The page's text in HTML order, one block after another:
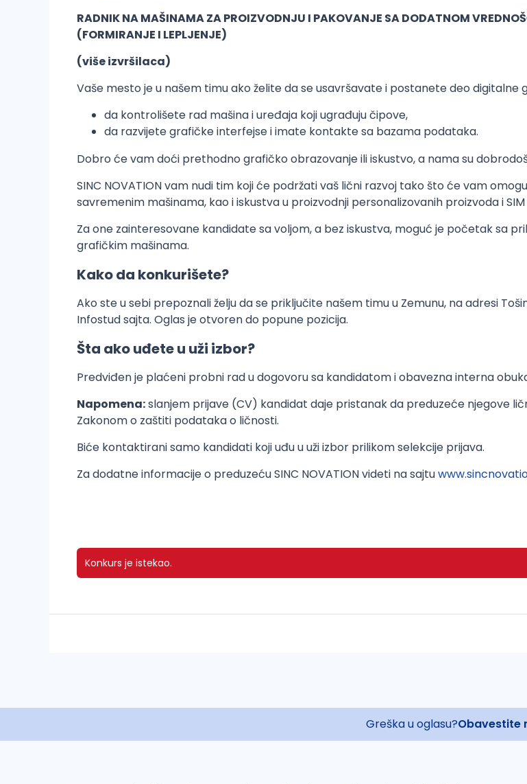
RADNIK NA MAŠINAMA ZA PROIZVODNJU I PAKOVANJE SA DODATNOM
(FORMIRANJE I LEPLJENJE)
(više izvršilaca)
Vaše mesto je u našem timu ako želite da se usavršavate i postanete deo digitalne
da kontrolišete rad mašina i uređaja koji ugrađuju čipove,
da razvijete grafičke interfejse i imate kontakte sa bazama podataka.
Dobro će vam doći prethodno grafičko obrazovanje ili iskustvo, a nama su
SINC NOVATION vam nudi tim koji će podržati vaš lični razvoj tako što će vam
savremenim mašinama, kao i iskustva u proizvodnji personalizovanih proizvoda i
Za one zainteresovane kandidate sa voljom, a bez iskustva, moguć je početak sa
grafičkim mašinama.
Kako da konkurišete?
Ako ste u sebi prepoznali želju da se priključite našem timu u Zemunu, na adresi
Infostud sajta. Oglas je otvoren do popune pozicija.
Šta ako uđete u uži izbor?
Predviđen je plaćeni probni rad u dogovoru sa kandidatom i obavezna interna
Napomena:slanjem prijave (CV) kandidat daje pristanak da preduzeće njegove
Zakonom o zaštiti podataka o ličnosti.
Biće kontaktirani samo kandidati koji uđu u uži izbor prilikom selekcije prijava.
Za dodatne informacije o preduzeću SINC NOVATION videti na sajtu
Konkurs je istekao.
Greška u oglasu?Obavestite